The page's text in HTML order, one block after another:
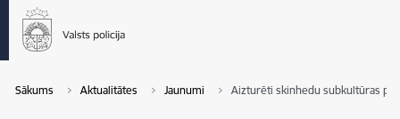
Sākums Aktualitātes Jaunumi Aizturēti skinhedu subkultūras